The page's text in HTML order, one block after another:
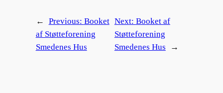
← Previous: Booket
af Støtteforening
Smedenes Hus
Next: Booket af
Støtteforening
Smedenes Hus
→